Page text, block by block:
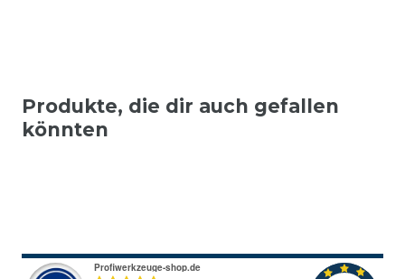
Produkte, die dir auch gefallen
könnten